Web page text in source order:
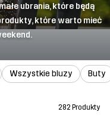
ubrania, które będą
które warto mieć
Wszystkie bluzy Buty
282 Produkty